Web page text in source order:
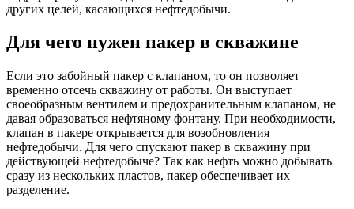
других целей, касающихся нефтедобычи.
Для чего нужен пакер в скважине
Если это забойный пакер с клапаном, то он позволяет
временно отсечь скважину от работы. Он выступает
своеобразным вентилем и предохранительным клапаном, не
давая образоваться нефтяному фонтану. При необходимости,
клапан в пакере открывается для возобновления
нефтедобычи. Для чего спускают пакер в скважину при
действующей нефтедобыче? Так как нефть можно добывать
сразу из нескольких пластов, пакер обеспечивает их
разделение.